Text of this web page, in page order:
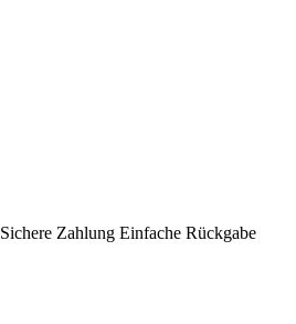
Sichere Zahlung Einfache Rückgabe